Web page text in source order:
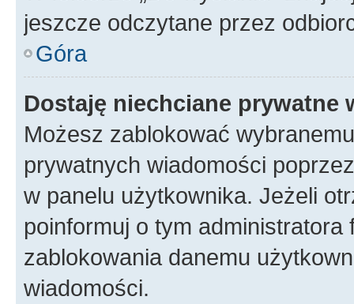
jeszcze odczytane przez
Góra
Dostaję niechciane prywatne
Możesz zablokować
prywatnych wiadomości
w panelu użytkownika. Jeżeli
poinformuj o tym
zablokowania danemu
wiadomości.